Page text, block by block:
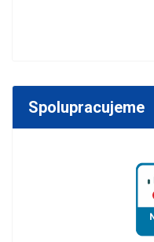
Spolupracujeme